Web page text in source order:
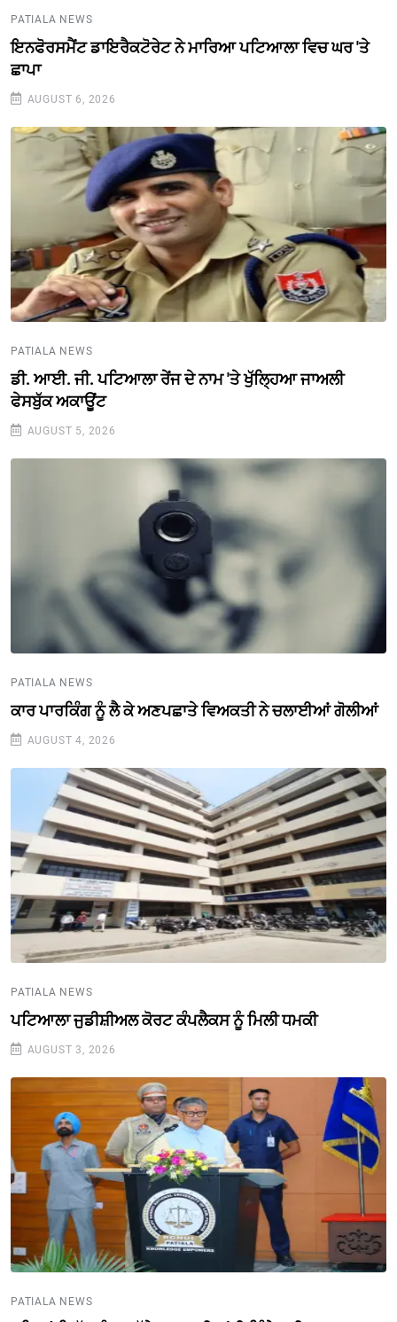
PATIALA NEWS
ਇਨਫੋਰਸਮੈਂਟ ਡਾਇਰੈਕਟੋਰੇਟ ਨੇ ਮਾਰਿਆ ਪਟਿਆਲਾ ਵਿਚ ਘਰ 'ਤੇ
ਛਾਪਾ
AUGUST 6, 2026
PATIALA NEWS
ਡੀ. ਆਈ. ਜੀ. ਪਟਿਆਲਾ ਰੇਂਜ ਦੇ ਨਾਮ 'ਤੇ ਖੁੱਲ੍ਹਿਆ ਜਾਅਲੀ
ਫੇਸਬੁੱਕ ਅਕਾਊਂਟ
AUGUST 5, 2026
PATIALA NEWS
ਕਾਰ ਪਾਰਕਿੰਗ ਨੂੰ ਲੈ ਕੇ ਅਣਪਛਾਤੇ ਵਿਅਕਤੀ ਨੇ ਚਲਾਈਆਂ ਗੋਲੀਆਂ
AUGUST 4, 2026
PATIALA NEWS
ਪਟਿਆਲਾ ਜੁਡੀਸ਼ੀਅਲ ਕੋਰਟ ਕੰਪਲੈਕਸ ਨੂੰ ਮਿਲੀ ਧਮਕੀ
AUGUST 3, 2026
PATIALA NEWS